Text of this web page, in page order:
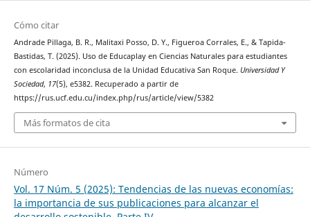
Cómo citar
Andrade Pillaga, B. R., Malitaxi Posso, D. Y., Figueroa Corrales, E., & Tapida-
Bastidas, T. (2025). Uso de Educaplay en Ciencias Naturales para estudiantes
con escolaridad inconclusa de la Unidad Educativa San Roque. Universidad Y
Sociedad, 17(5), e5382. Recuperado a partir de
https://rus.ucf.edu.cu/index.php/rus/article/view/5382
Más formatos de cita
Número
Vol. 17 Núm. 5 (2025): Tendencias de las nuevas economías:
la importancia de sus publicaciones para alcanzar el